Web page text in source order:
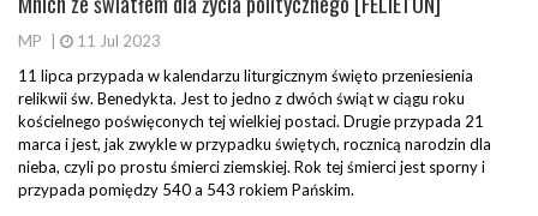
MP
11 Jul 2023
11 lipca przypada w kalendarzu liturgicznym święto przeniesienia
relikwii św. Benedykta. Jest to jedno z dwóch świąt w ciągu roku
kościelnego poświęconych tej wielkiej postaci. Drugie przypada 21
marca i jest, jak zwykle w przypadku świętych, rocznicą narodzin dla
nieba, czyli po prostu śmierci ziemskiej. Rok tej śmierci jest sporny i
przypada pomiędzy 540 a 543 rokiem Pańskim.